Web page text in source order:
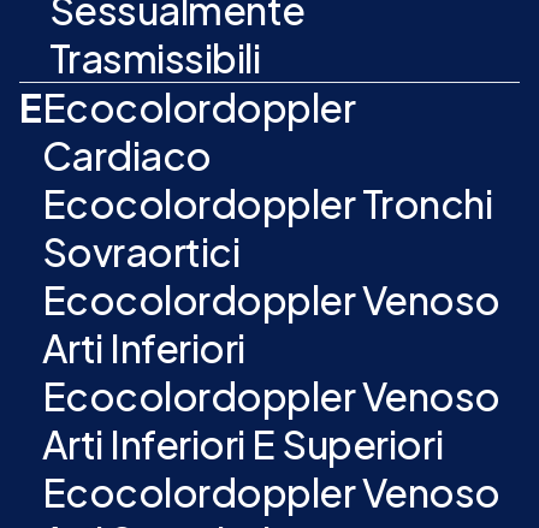
Sessualmente
Trasmissibili
EEcocolordoppler
Cardiaco
Ecocolordoppler Tronchi
Sovraortici
Ecocolordoppler Venoso
Arti Inferiori
Ecocolordoppler Venoso
Arti Inferiori E Superiori
Ecocolordoppler Venoso